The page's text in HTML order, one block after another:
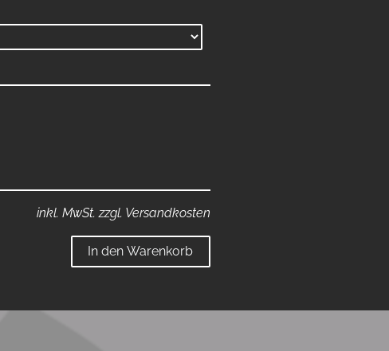
inkl. MwSt. zzgl. Versandkosten
In den Warenkorb